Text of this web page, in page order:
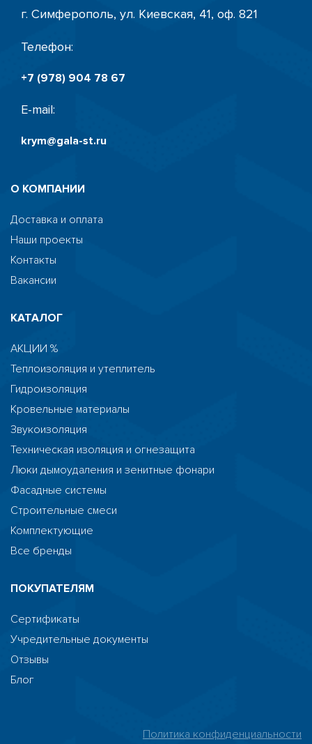
г. Симферополь, ул. Киевская, 41, оф. 821
Телефон:
+7 (978) 904 78 67
E-mail:
krym@gala-st.ru
О КОМПАНИИ
Доставка и оплата
Наши проекты
Контакты
Вакансии
КАТАЛОГ
АКЦИИ %
Теплоизоляция и утеплитель
Гидроизоляция
Кровельные материалы
Звукоизоляция
Техническая изоляция и огнезащита
Люки дымоудаления и зенитные фонари
Фасадные системы
Строительные смеси
Комплектующие
Все бренды
ПОКУПАТЕЛЯМ
Сертификаты
Учредительные документы
Отзывы
Блог
Политика конфиденциальности